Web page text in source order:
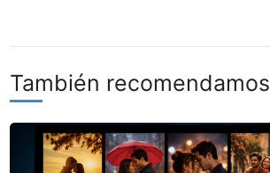
También recomendamos